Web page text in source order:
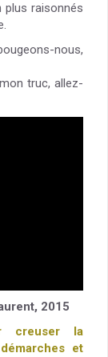
plus raisonnés
nous,
truc, allez-
2015
creuser la
et